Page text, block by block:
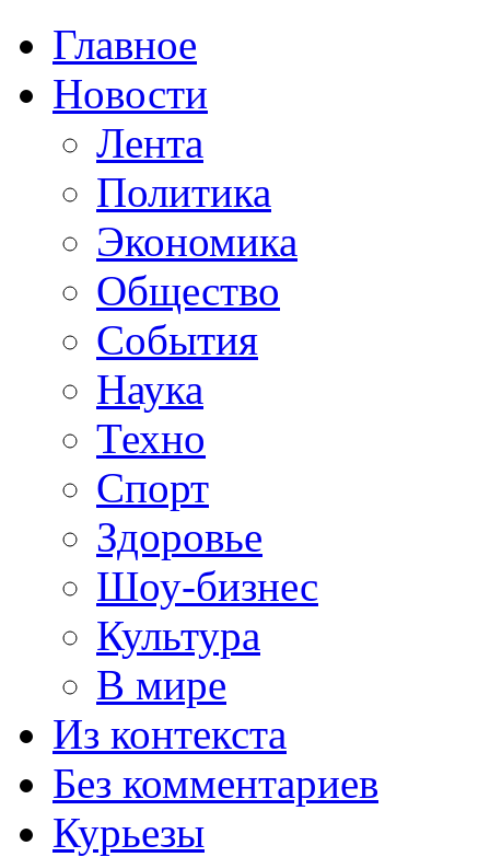
Главное
Новости
Лента
Политика
Экономика
Общество
События
Наука
Техно
Спорт
Здоровье
Шоу-бизнес
Культура
В мире
Из контекста
Без комментариев
Курьезы